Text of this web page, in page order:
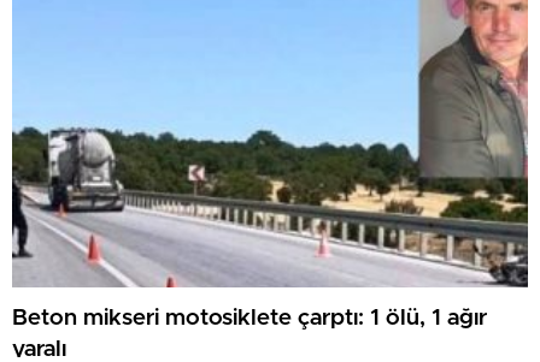
Beton mikseri motosiklete çarptı: 1 ölü, 1 ağır
yaralı